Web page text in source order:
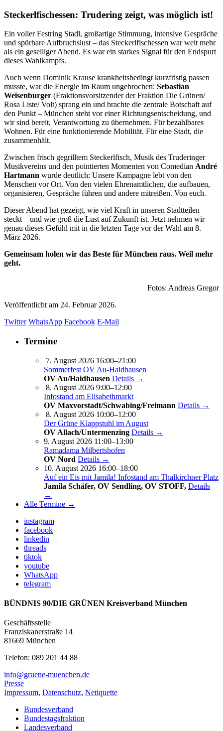
Steckerlfischessen: Trudering zeigt, was möglich ist!
Ein voller Festring Stadl, großartige Stimmung, intensive Gespräche
und spürbare Aufbruchslust – das Steckerlfischessen war weit mehr
als ein geselliger Abend. Es war ein starkes Signal für den Endspurt
dieses Wahlkampfs.
Auch wenn Dominik Krause krankheitsbedingt kurzfristig passen
musste, war die Energie im Raum ungebrochen: Sebastian
Weisenburger (Fraktionsvorsitzender der Fraktion Die Grünen/
Rosa Liste/ Volt) sprang ein und brachte die zentrale Botschaft auf
den Punkt – München steht vor einer Richtungsentscheidung, und
wir sind bereit, Verantwortung zu übernehmen. Für bezahlbares
Wohnen. Für eine funktionierende Mobilität. Für eine Stadt, die
zusammenhält.
Zwischen frisch gegrilltem Steckerlfisch, Musik des Truderinger
Musikvereins und den pointierten Momenten von Comedian André
Hartmann wurde deutlich: Unsere Kampagne lebt von den
Menschen vor Ort. Von den vielen Ehrenamtlichen, die aufbauen,
organisieren, Gespräche führen und andere mitreißen. Von euch.
Dieser Abend hat gezeigt, wie viel Kraft in unseren Stadtteilen
steckt – und wie groß die Lust auf Zukunft ist. Jetzt nehmen wir
genau dieses Gefühl mit in die letzten Tage vor der Wahl am 8.
März 2026.
Gemeinsam holen wir das Beste für München raus. Weil mehr
geht.
Fotos: Andreas Gregor
Veröffentlicht am 24. Februar 2026.
Twitter WhatsApp Facebook E-Mail
Termine
7. August 2026 16:00–21:00
Sommerfest OV Au-Haidhausen
OV Au/Haidhausen Details →
8. August 2026 9:00–12:00
Infostand am Elisabethmarkt
OV Maxvorstadt/Schwabing/Freimann Details →
8. August 2026 10:00–12:00
Der Grüne Klappstuhl im August
OV Allach/Untermenzing Details →
9. August 2026 11:00–13:00
Ramadama Milbertshofen
OV Nord Details →
10. August 2026 16:00–18:00
Auf ein Eis mit Jamila! Infostand am Thalkirchner Platz
Jamila Schäfer, OV Sendling, OV STOFF, Details
→
Alle Termine →
instagram
facebook
linkedin
threads
tiktok
youtube
WhatsApp
telegram
BÜNDNIS 90/DIE GRÜNEN Kreisverband München
Geschäftsstelle
Franziskanerstraße 14
81669 München
Telefon: 089 201 44 88
info@gruene-muenchen.de
Presse
Impressum, Datenschutz, Netiquette
Bundesverband
Bundestagsfraktion
Landesverband